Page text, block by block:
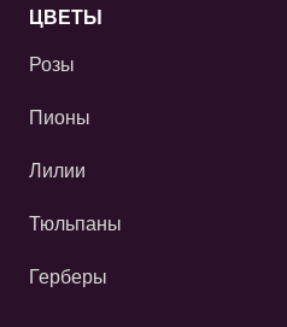
ЦВЕТЫ
Розы
Пионы
Лилии
Тюльпаны
Герберы